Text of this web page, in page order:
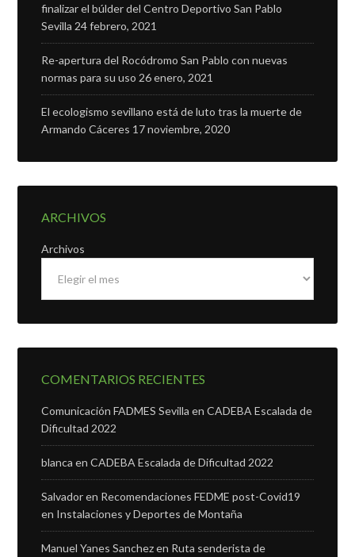
finalizar el búlder del Centro Deportivo San Pablo
Sevilla 24 febrero, 2021
Re-apertura del Rocódromo San Pablo con nuevas
normas para su uso 26 enero, 2021
El ecologismo sevillano está de luto tras la muerte de
Armando Cáceres 17 noviembre, 2020
ARCHIVOS
Archivos
COMENTARIOS RECIENTES
Comunicación FADMES Sevilla enCADEBA Escalada de
Dificultad 2022
blanca enCADEBA Escalada de Dificultad 2022
Salvadoren Recomendaciones FEDME post-Covid19
en Instalaciones y Deportes de Montaña
Manuel Yanes Sanchezen Ruta senderista de